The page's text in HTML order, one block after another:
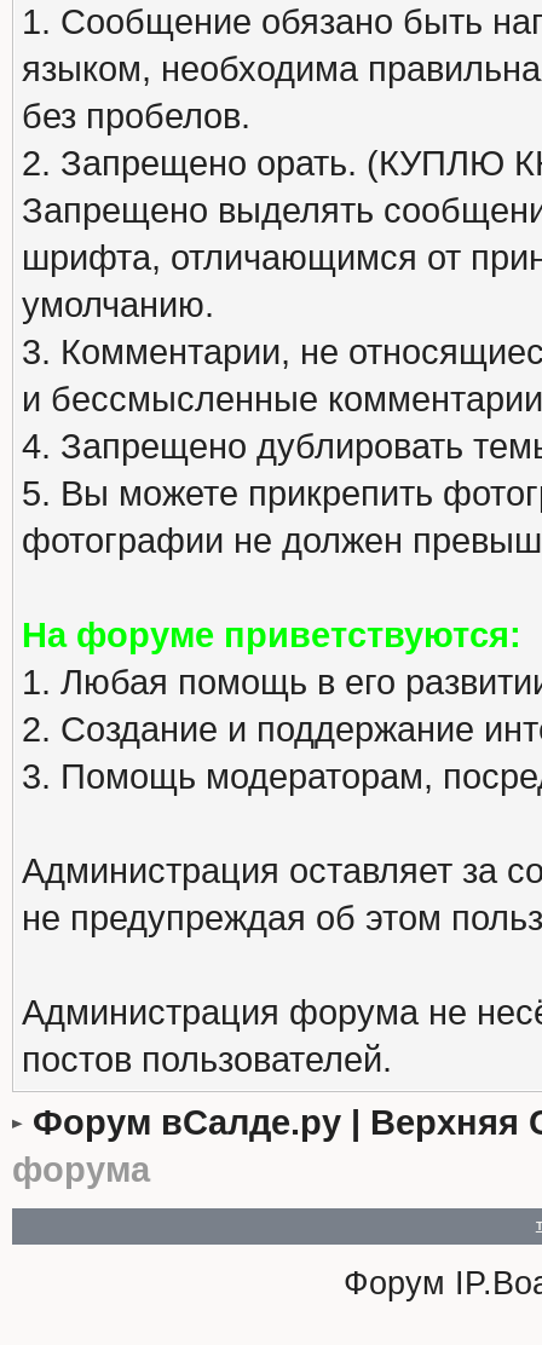
1. Сообщение обязано быть
языком, необходима
без пробелов.
2. Запрещено орать. (КУПЛЮ
Запрещено выделять
шрифта, отличающимся от
умолчанию.
3. Комментарии, не
и бессмысленные
4. Запрещено дублировать
5. Вы можете прикрепить
фотографии не должен
На форуме приветствуются:
1. Любая помощь в его
2. Создание и поддержание
3. Помощь модераторам,
Администрация оставляет за
не предупреждая об этом
Администрация форума не
постов пользователей.
Форум вСалде.ру | Верхняя
форума
Форум